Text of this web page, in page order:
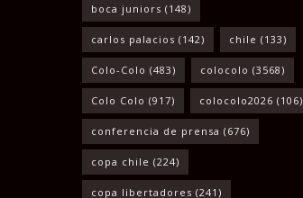
boca juniors (148)
carlos palacios (142) chile (133)
Colo-Colo (483) colocolo (3568)
Colo Colo (917) colocolo2026 (106)
conferencia de prensa (676)
copa chile (224)
copa libertadores (241)